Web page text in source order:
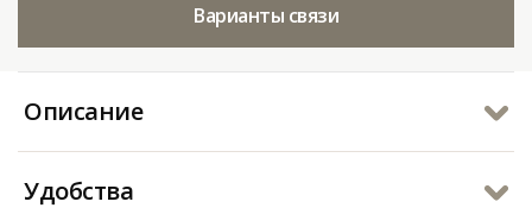
Варианты связи
Описание
Удобства